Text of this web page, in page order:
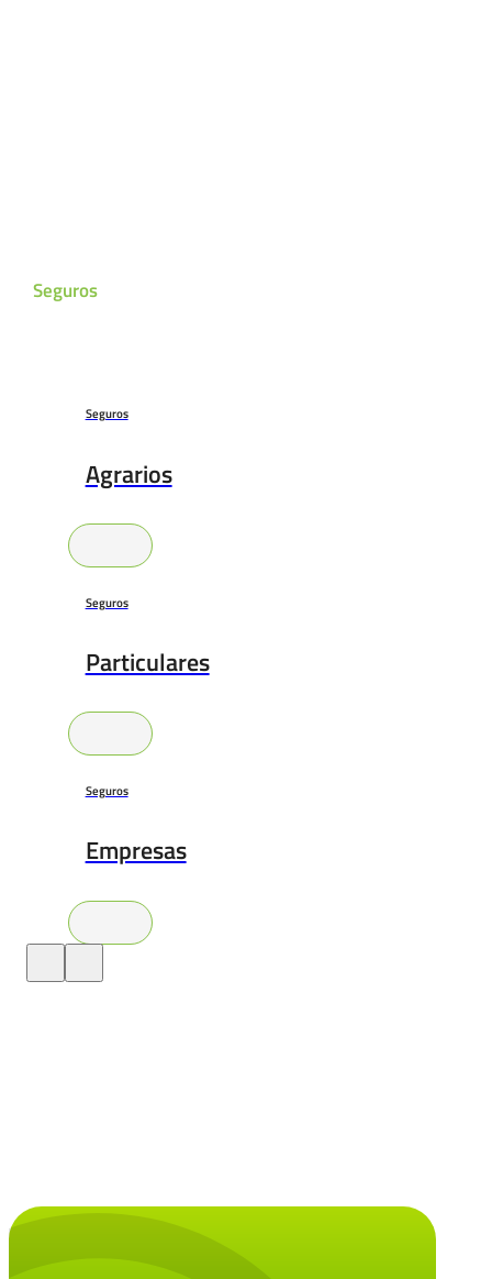
Seguros
Seguros
Agrarios
Seguros
Particulares
Seguros
Empresas